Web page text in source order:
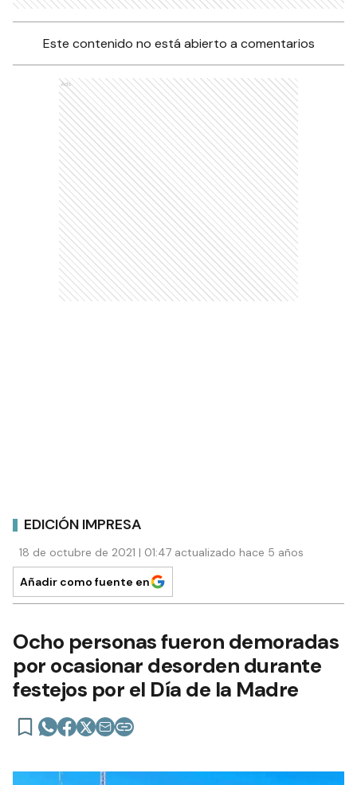
Este contenido no está abierto a comentarios
Ads
EDICIÓN IMPRESA
18 de octubre de 2021 | 01:47 actualizado hace 5 años
Añadir como fuente en
Ocho personas fueron demoradas
por ocasionar desorden durante
festejos por el Día de la Madre